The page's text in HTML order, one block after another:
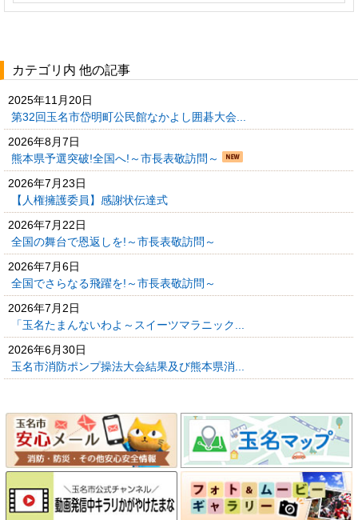
カテゴリ内 他の記事
2025年11月20日
第32回玉名市岱明町公民館なかよし囲碁大会...
2026年8月7日
熊本県予選突破!全国へ!～市長表敬訪問～
2026年7月23日
【人権擁護委員】感謝状伝達式
2026年7月22日
全国の舞台で恩返しを!～市長表敬訪問～
2026年7月6日
全国でさらなる飛躍を!～市長表敬訪問～
2026年7月2日
「玉名たまんないわよ～スイーツマラニック...
2026年6月30日
玉名市消防ポンプ操法大会結果及び熊本県消...